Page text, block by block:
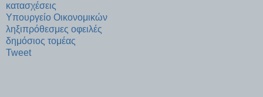
κατασχέσεις
Υπουργείο Οικονομικών
ληξιπρόθεσμες οφειλές
δημόσιος τομέας
Tweet